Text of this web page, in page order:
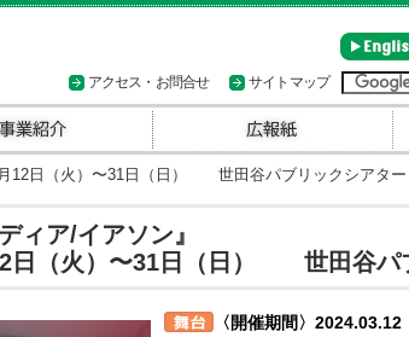
アクセス・お問合せ サイトマップ
日（火）〜31日（日） 世田谷パブリックシアター
ディア/イアソン』
日（火）〜31日（日） 世田谷パ
〈開催期間〉